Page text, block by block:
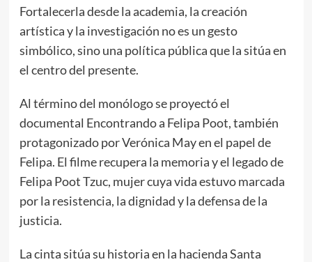
Fortalecerla desde la academia, la creación
artística y la investigación no es un gesto
simbólico, sino una política pública que la sitúa en
el centro del presente.
Al término del monólogo se proyectó el
documental Encontrando a Felipa Poot, también
protagonizado por Verónica May en el papel de
Felipa. El filme recupera la memoria y el legado de
Felipa Poot Tzuc, mujer cuya vida estuvo marcada
por la resistencia, la dignidad y la defensa de la
justicia.
La cinta sitúa su historia en la hacienda Santa